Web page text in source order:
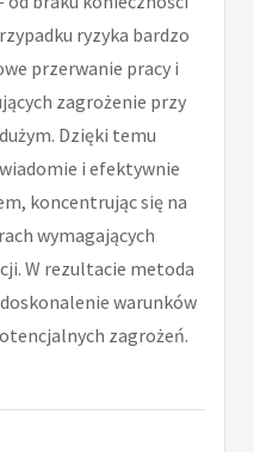
ryzyka bardzo
przerwanie pracy i
zagrożenie przy
Dzięki temu
i efektywnie
koncentrując się na
wymagających
W rezultacie metoda
warunków
zagrożeń.